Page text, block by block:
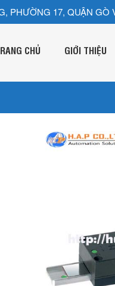
PHƯỜNG 17, QUẬN GÒ
CHỦ GIỚI THIỆU